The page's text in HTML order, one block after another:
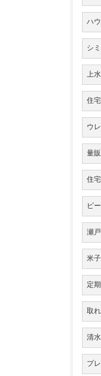
ハ
シミ
上水
住
ウ
量
住
ピ
瀬
米子
定
取
清
プ